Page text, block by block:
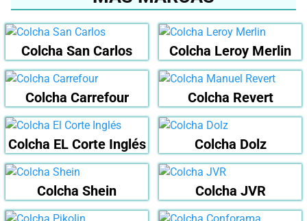
Colcha San Carlos Colcha Leroy Merlin
Colcha Carrefour Colcha Revert
Colcha EL Corte Inglés Colcha Dolz
Colcha Shein Colcha JVR